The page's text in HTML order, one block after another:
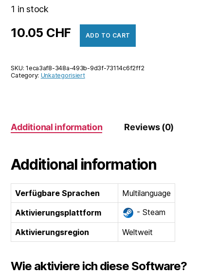
1 in stock
10.05 CHF ADD TO CART
SKU:1eca3af8-348a-493b-9d3f-73114c6f2ff2
Category: Unkategorisiert
Additional information Reviews (0)
Additional information
Verfügbare Sprachen
Multilanguage
Aktivierungsplattform
- Steam
Aktivierungsregion Weltweit
Wie aktiviere ich diese Software?